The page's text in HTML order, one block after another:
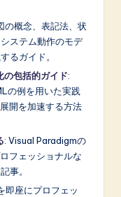
の概念、表記法、状
ステム動作のモデ
るガイド。
包括的ガイド:
の例を用いた実践
開を加速する方法
: Visual Paradigmの
フェッショナルな
事。
即座にプロフェッ